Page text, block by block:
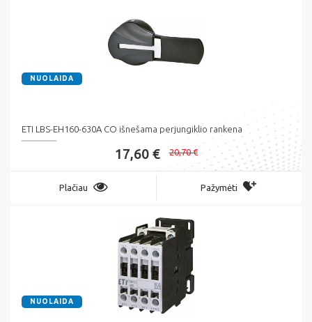
NUOLAIDA
ETI LBS-EH160-630A CO išnešama perjungiklio rankena
17,60 € 20,70 €
Plačiau Pažymėti
NUOLAIDA